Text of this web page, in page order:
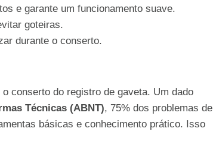
e garante um funcionamento suave.
goteiras.
durante o conserto.
conserto do registro de gaveta. Um dado
Técnicas (ABNT), 75% dos problemas de
básicas e conhecimento prático. Isso